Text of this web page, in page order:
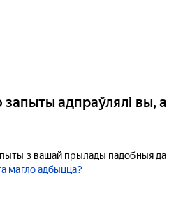
адпраўлялі вы, а
з вашай прылады падобныя да
магло адбыцца?